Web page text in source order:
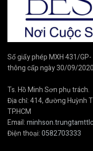
Số giấy phép MXH 431/
thông cấp ngày 30/09/2020
Ts. Hồ Minh Sơn phụ trách.
Địa chỉ: 414, đường Huỳnh
TP.HCM
Email:
Điện thoại:0582703333